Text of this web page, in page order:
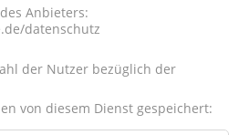
Anbieters:
datenschutz
der Nutzer bezüglich der
von diesem Dienst gespeichert: